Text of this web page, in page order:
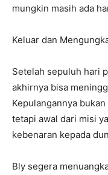
mungkin masih ada
Keluar dan
Setelah sepuluh hari
akhirnya bisa
Kepulangannya
tetapi awal dari misi
kebenaran kepada
Bly segera